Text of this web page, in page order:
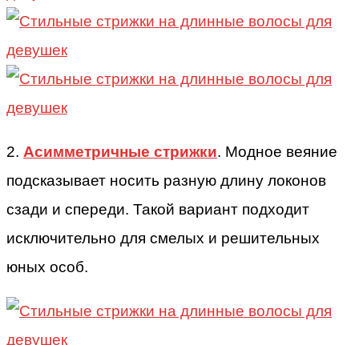
2. Асимметричные стрижки. Модное веяние
подсказывает носить разную длину локонов
сзади и спереди. Такой вариант подходит
исключительно для смелых и решительных
юных особ.